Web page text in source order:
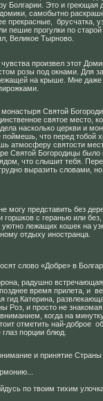
Болгарии. Это и греющая
самобытно
прекрасные, брусчатка,
пешие прогулки по старой
Великое Тырново.
произвел этот
розы под окнами. Для
на крыше. Мне даже
Святой
святое место,
насколько церкви и
что перед тобой
атмосферу святости
Святой Богородицы
что слышит тебя.
выразить словами,
могу представить без
горшков с геранью или без,
уютно лежащих кошек на
отдыху иностранца.
слово «Добре» в
радушно
время прилета, и
гид Катерина,
Роз, и просто не знакомая
когда на
отметить най-доброе
порции блюд.
и принятие
по твоим тихим